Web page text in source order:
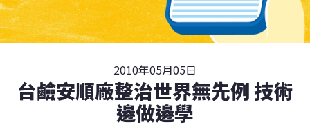
2010年05月05日
台鹼安順廠整治世界無先例 技術
邊做邊學